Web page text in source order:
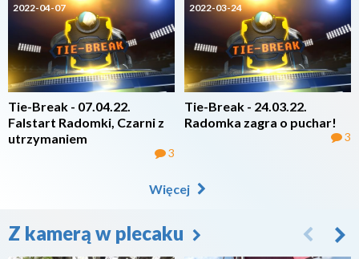
2022-04-07
Tie-Break - 07.04.22.
Falstart Radomki, Czarni z
utrzymaniem
3
2022-03-24
Tie-Break - 24.03.22.
Radomka zagra o puchar!
3
Więcej
Z kamerą w plecaku